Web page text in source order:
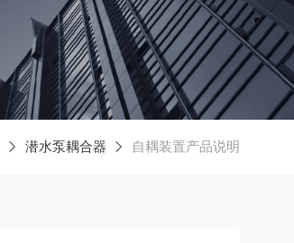
潜水泵耦合器 自耦装置产品说明